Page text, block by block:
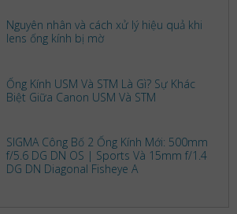
Nguyên nhân và cách xử lý hiệu quả khi
lens ống kính bị mờ
Ống Kính USM Và STM Là Gì? Sự Khác
Biệt Giữa Canon USM Và STM
SIGMA Công Bố 2 Ống Kính Mới: 500mm
f/5.6 DG DN OS | Sports Và 15mm f/1.4
DG DN Diagonal Fisheye A